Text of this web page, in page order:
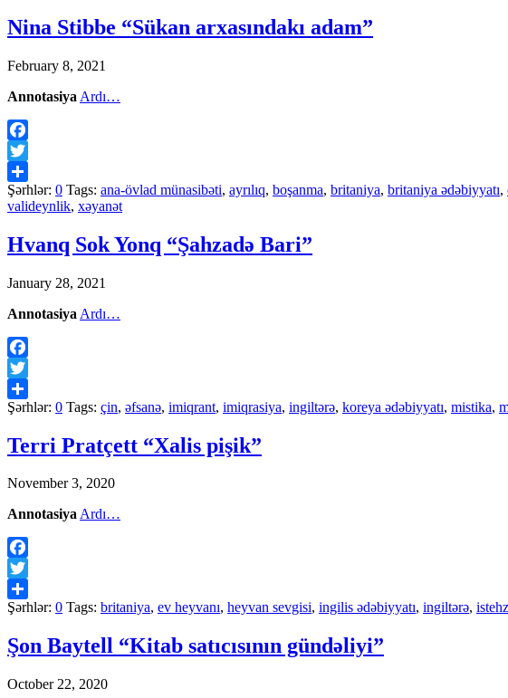
Nina Stibbe “Sükan arxasındakı adam”
February 8, 2021
Annotasiya Ardı…
Facebook
Twitter
Share
Şərhlər: 0 Tags: ana-övlad münasibəti, ayrılıq, boşanma, britaniya, britaniya ədəbiyyatı,
valideynlik, xəyanət
Hvanq Sok Yonq “Şahzadə Bari”
January 28, 2021
Annotasiya Ardı…
Facebook
Twitter
Share
Şərhlər: 0 Tags: çin, əfsanə, imiqrant, imiqrasiya, ingiltərə, koreya ədəbiyyatı, mistika,
Terri Pratçett “Xalis pişik”
November 3, 2020
AnnotasiyaArdı…
Facebook
Twitter
Share
Şərhlər: 0 Tags: britaniya, ev heyvanı, heyvan sevgisi, ingilis ədəbiyyatı, ingiltərə,
Şon Baytell “Kitab satıcısının gündəliyi”
October 22, 2020